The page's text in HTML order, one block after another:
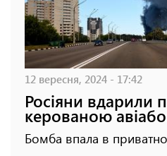
12 вересня, 2024 - 17:42
Росіяни вдарили
керованою
Бомба впала в